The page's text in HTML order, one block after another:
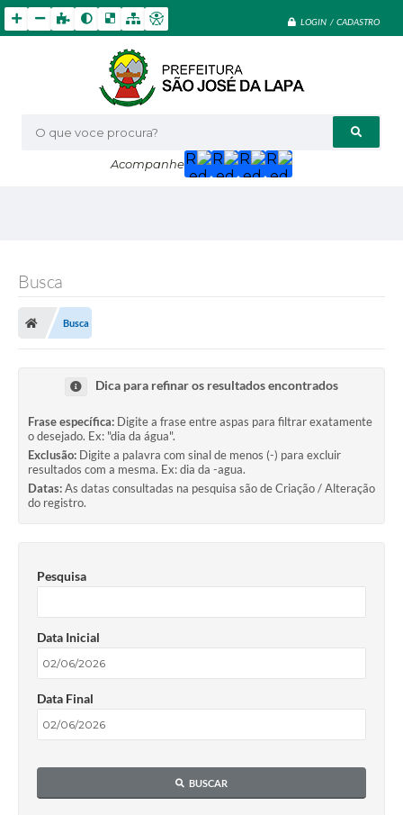
LOGIN / CADASTRO
O que voce procura?
Acompanhe
Busca
Busca
Dica para refinar os resultados encontrados
Frase específica: Digite a frase entre aspas para filtrar exatamente
o desejado. Ex: "dia da água".
Exclusão: Digite a palavra com sinal de menos (-) para excluir
resultados com a mesma. Ex: dia da -agua.
Datas:As datas consultadas na pesquisa são de Criação / Alteração
do registro.
Pesquisa
Data Inicial
Data Final
BUSCAR